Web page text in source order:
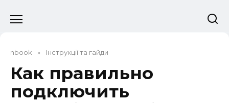
до
nbook » Інструкції та гайди
Как правильно
подключить